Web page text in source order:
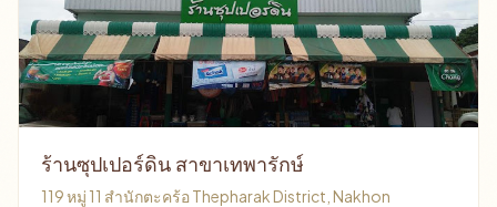
ร้านซุปเปอร์ดิน สาขาเทพารักษ์
119 หมู่ 11 สำนักตะคร้อ Thepharak District, Nakhon